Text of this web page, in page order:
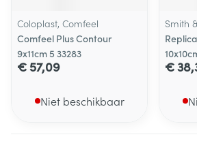
Coloplast, Comfeel
Comfeel Plus Contour
9x11cm 5 33283
€ 57,09
Niet beschikbaar
Smith
€